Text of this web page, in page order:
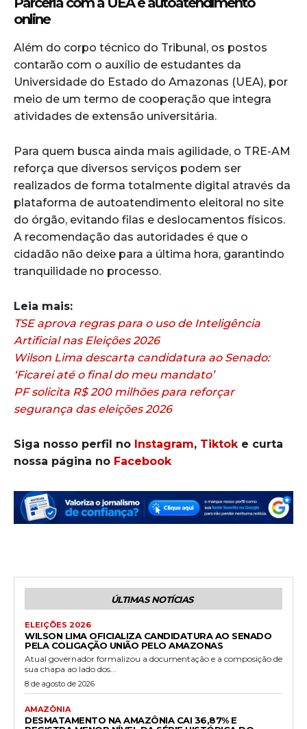
online
Além do corpo técnico do Tribunal, os postos
contarão com o auxílio de estudantes da
Universidade do Estado do Amazonas (UEA), por
meio de um termo de cooperação que integra
atividades de extensão universitária.
Para quem busca ainda mais agilidade, o TRE-AM
reforça que diversos serviços podem ser
realizados de forma totalmente digital através da
plataforma de autoatendimento eleitoral no site
do órgão, evitando filas e deslocamentos físicos.
A recomendação das autoridades é que o
cidadão não deixe para a última hora, garantindo
tranquilidade no processo.
Leia mais:
TSE aprova regras para o uso de Inteligência
Artificial nas Eleições 2026
Wilson Lima descarta candidatura ao Senado:
‘Ficarei até o final do meu mandato’
PF solicita R$ 200 milhões para reforçar
segurança das eleições 2026
Siga nosso perfil no Instagram, Tiktoke curta
nossa página no Facebook
ÚLTIMAS NOTÍCIAS
ELEIÇÕES 2026
WILSON LIMA OFICIALIZA CANDIDATURA AO SENADO
PELA COLIGAÇÃO UNIÃO PELO AMAZONAS
Atual governador formalizou a documentação e a composição de
sua chapa ao lado dos...
8 de agosto de 2026
AMAZÔNIA
DESMATAMENTO NA AMAZÔNIA CAI 36,87% E